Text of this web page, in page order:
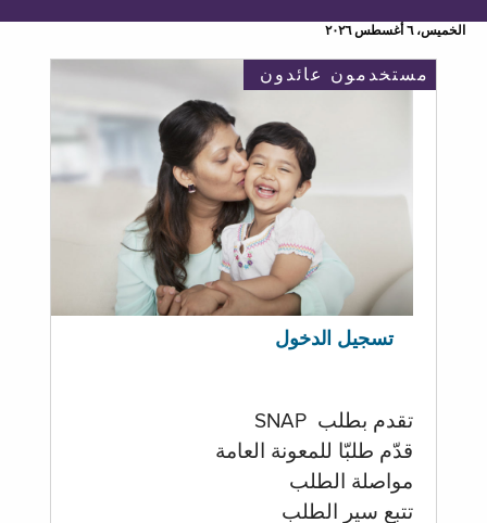
الخميس، ٦ أغسطس ٢٠٢٦
مستخدمون عائدون
تسجيل الدخول
تقدم بطلب SNAP
قدّم طلبّا للمعونة العامة
مواصلة الطلب
تتبع سير الطلب